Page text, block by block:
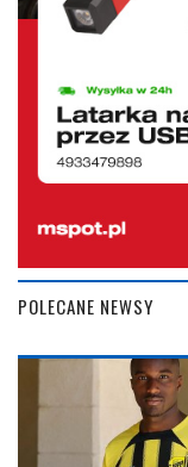
POLECANE NEWSY